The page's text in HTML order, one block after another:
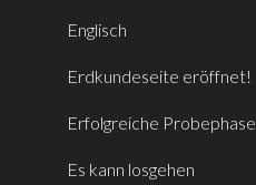
Englisch
Erdkundeseite eröffnet!
Erfolgreiche Probephase
Es kann losgehen